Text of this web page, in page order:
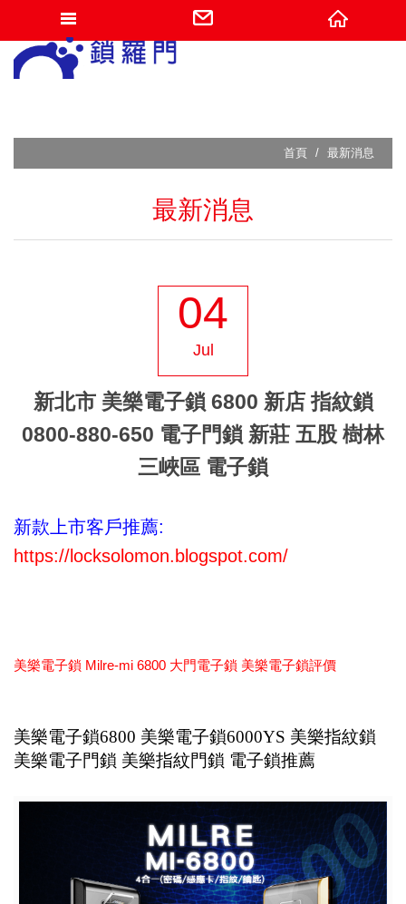
網站名稱
首頁 最新消息
最新消息
04
Jul
新北市 美樂電子鎖 6800 新店 指紋鎖
0800-880-650 電子門鎖 新莊 五股 樹林
三峽區 電子鎖
新款上市客戶推薦:
https://locksolomon.blogspot.com/
美樂電子鎖 Milre-mi 6800 大門電子鎖 美樂電子鎖評價
美樂電子鎖6800 美樂電子鎖6000YS 美樂指紋鎖
美樂電子門鎖 美樂指紋門鎖 電子鎖推薦